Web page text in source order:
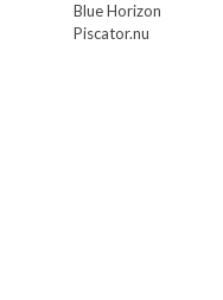
Blue Horizon
Piscator.nu